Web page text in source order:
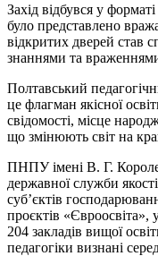
Захід відбувся у
було представлено
відкритих дверей став
знаннями та
Полтавський
це флагман якісної
свідомості, місце
що змінюють світ на
ПНПУ імені В. Г.
державної служби
суб’єктів
проєктів «Євроосвіта»,
204 закладів вищої
педагогіки визнані